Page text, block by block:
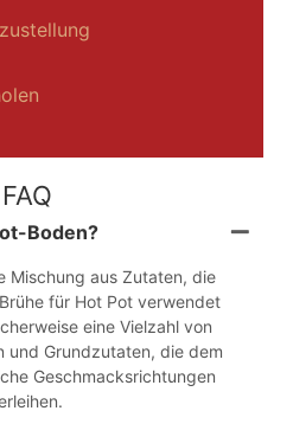
Boden?
Mischung aus Zutaten, die
für Hot Pot verwendet
eine Vielzahl von
und Grundzutaten, die dem
Geschmacksrichtungen